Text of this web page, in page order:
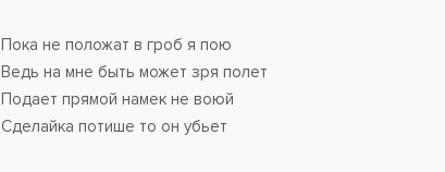
Пока не положат в гроб я пою
Ведь на мне быть может зря полет
Подает прямой намек не воюй
Сделайка потише то он убьет